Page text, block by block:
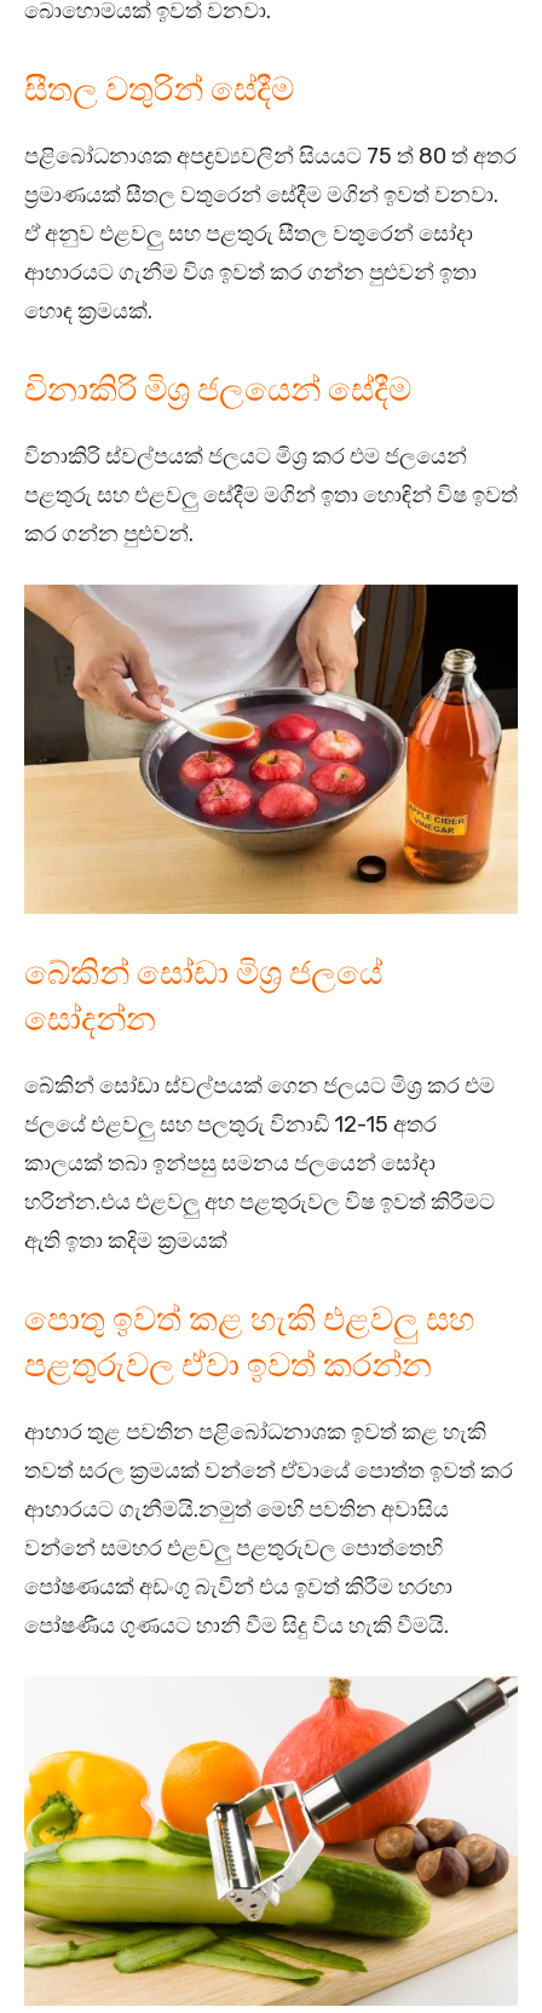
බොහොමයක් ඉවත් වනවා.
සීතල වතුරින් සේදීම
පළිබෝධනාශක අපද්‍රව්‍යවලින් සියයට 75 ත් 80 ත් අතර
ප්‍රමාණයක් සීතල වතුරෙන් සේදීම මගින් ඉවත් වනවා.
ඒ අනුව එළවලු සහ පළතුරු සීතල වතුරෙන් සෝදා
ආහාරයට ගැනීම විශ ඉවත් කර ගන්න පුළුවන් ඉතා
හොඳ ක්‍රමයක්.
විනාකිරි මිශ්‍ර ජලයෙන් සේදීම
විනාකිරි ස්වල්පයක් ජලයට මිශ්‍ර කර එම ජලයෙන්
පළතුරු සහ එළවලු සේදීම මගින් ඉතා හොඳින් විෂ ඉවත්
කර ගන්න පුළුවන්.
බේකින් සෝඩා මිශ්‍ර ජලයේ
සෝදන්න
බේකින් සෝඩා ස්වල්පයක් ගෙන ජලයට මිශ්‍ර කර එම
ජලයේ එළවලු සහ පලතුරු විනාඩි 12-15 අතර
කාලයක් තබා ඉන්පසු සමනය ජලයෙන් සෝදා
හරින්න.එය එළවලු අහ පළතුරුවල විෂ ඉවත් කිරීමට
ඇති ඉතා කදිම ක්‍රමයක්
පොතු ඉවත් කළ හැකි එළවලු සහ
පළතුරුවල ඒවා ඉවත් කරන්න
ආහාර තුළ පවතින පළිබෝධනාශක ඉවත් කළ හැකි
තවත් සරල ක්‍රමයක් වන්නේ ඒවායේ පොත්ත ඉවත් කර
ආහාරයට ගැනීමයි.නමුත් මෙහි පවතින අවාසිය
වන්නේ සමහර එළවලු පළතුරුවල පොත්තෙහි
පෝෂණයක් අඩංගු බැවින් එය ඉවත් කිරීම හරහා
පෝෂණීය ගුණයට හානි වීම සිදු විය හැකි වීමයි.